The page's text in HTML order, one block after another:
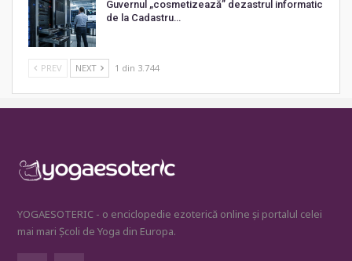
Guvernul „cosmetizează” dezastrul informatic
de la Cadastru…
PREV NEXT 1 din 3.744
YOGAESOTERIC - o enciclopedie ezoterică online și portalul celei
mai mari Școli de Yoga din Europa.